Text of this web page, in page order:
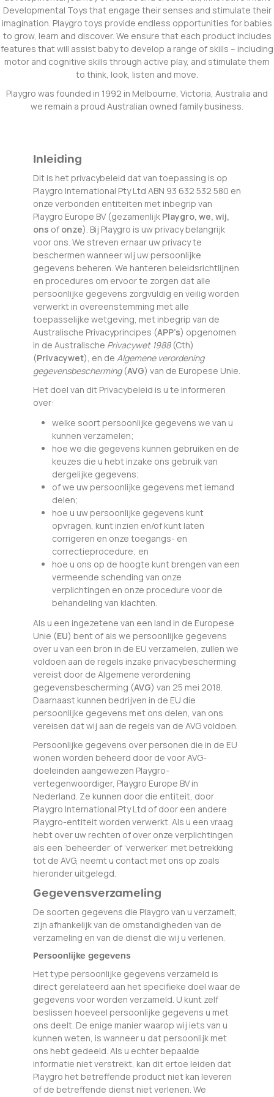
Developmental Toys that engage their senses and stimulate their
imagination. Playgro toys provide endless opportunities for babies
to grow, learn and discover. We ensure that each product includes
features that will assist baby to develop a range of skills – including
motor and cognitive skills through active play, and stimulate them
to think, look, listen and move.
Playgro was founded in 1992 in Melbourne, Victoria, Australia and
we remain a proud Australian owned family business.
Inleiding
Dit is het privacybeleid dat van toepassing is op
Playgro International Pty Ltd ABN 93 632 532 580 en
onze verbonden entiteiten met inbegrip van
Playgro Europe BV (gezamenlijk Playgro, we, wij,
ons of onze). Bij Playgro is uw privacy belangrijk
voor ons. We streven ernaar uw privacy te
beschermen wanneer wij uw persoonlijke
gegevens beheren. We hanteren beleidsrichtlijnen
en procedures om ervoor te zorgen dat alle
persoonlijke gegevens zorgvuldig en veilig worden
verwerkt in overeenstemming met alle
toepasselijke wetgeving, met inbegrip van de
Australische Privacyprincipes (APP’s) opgenomen
in de Australische Privacywet 1988 (Cth)
(Privacywet), en de Algemene verordening
gegevensbescherming(AVG) van de Europese Unie.
Het doel van dit Privacybeleid is u te informeren
over:
welke soort persoonlijke gegevens we van u
kunnen verzamelen;
hoe we die gegevens kunnen gebruiken en de
keuzes die u hebt inzake ons gebruik van
dergelijke gegevens;
of we uw persoonlijke gegevens met iemand
delen;
hoe u uw persoonlijke gegevens kunt
opvragen, kunt inzien en/of kunt laten
corrigeren en onze toegangs- en
correctieprocedure; en
hoe u ons op de hoogte kunt brengen van een
vermeende schending van onze
verplichtingen en onze procedure voor de
behandeling van klachten.
Als u een ingezetene van een land in de Europese
Unie (EU) bent of als we persoonlijke gegevens
over u van een bron in de EU verzamelen, zullen we
voldoen aan de regels inzake privacybescherming
vereist door de Algemene verordening
gegevensbescherming (AVG) van 25 mei 2018.
Daarnaast kunnen bedrijven in de EU die
persoonlijke gegevens met ons delen, van ons
vereisen dat wij aan de regels van de AVG voldoen.
Persoonlijke gegevens over personen die in de EU
wonen worden beheerd door de voor AVG-
doeleinden aangewezen Playgro-
vertegenwoordiger, Playgro Europe BV in
Nederland. Ze kunnen door die entiteit, door
Playgro International Pty Ltd of door een andere
Playgro-entiteit worden verwerkt. Als u een vraag
hebt over uw rechten of over onze verplichtingen
als een ‘beheerder’ of ‘verwerker’ met betrekking
tot de AVG, neemt u contact met ons op zoals
hieronder uitgelegd.
Gegevensverzameling
De soorten gegevens die Playgro van u verzamelt,
zijn afhankelijk van de omstandigheden van de
verzameling en van de dienst die wij u verlenen.
Persoonlijke gegevens
Het type persoonlijke gegevens verzameld is
direct gerelateerd aan het specifieke doel waar de
gegevens voor worden verzameld. U kunt zelf
beslissen hoeveel persoonlijke gegevens u met
ons deelt. De enige manier waarop wij iets van u
kunnen weten, is wanneer u dat persoonlijk met
ons hebt gedeeld. Als u echter bepaalde
informatie niet verstrekt, kan dit ertoe leiden dat
Playgro het betreffende product niet kan leveren
of de betreffende dienst niet verlenen. We